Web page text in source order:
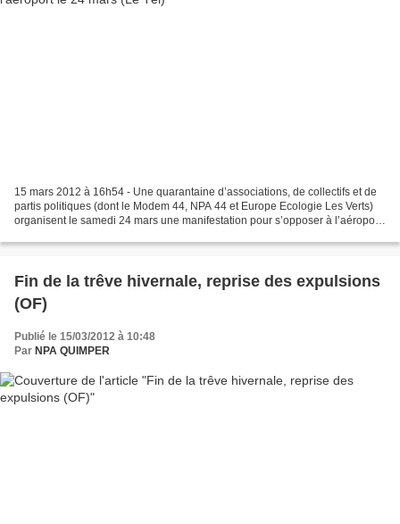
15 mars 2012 à 16h54 - Une quarantaine d’associations, de collectifs et de
partis politiques (dont le Modem 44, NPA 44 et Europe Ecologie Les Verts)
organisent le samedi 24 mars une manifestation pour s’opposer à l’aéroport
Fin de la trêve hivernale, reprise des expulsions
(OF)
Publié le 15/03/2012 à 10:48
Par NPA QUIMPER